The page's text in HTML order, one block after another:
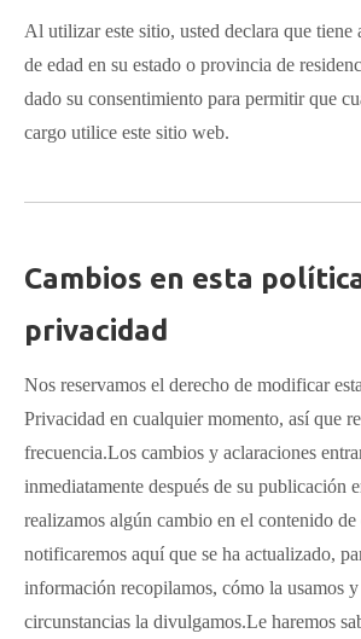
Al utilizar este sitio, usted declara que tiene
de edad en su estado o provincia de
dado su consentimiento para permitir que
cargo utilice este sitio web.
Cambios en esta
privacidad
Nos reservamos el derecho de modificar
Privacidad en cualquier momento, así que
frecuencia.Los cambios y aclaraciones
inmediatamente después de su publicación
realizamos algún cambio en el contenido
notificaremos aquí que se ha actualizado,
información recopilamos, cómo la usamos
circunstancias la divulgamos.Le haremos